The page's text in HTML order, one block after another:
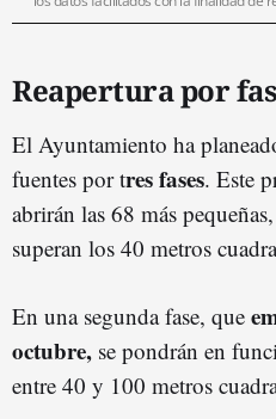
Reapertura por
El Ayuntamiento ha
fuentes por tres fases. Este
abrirán las 68 más
superan los 40 metros
En una segunda fase, que
octubre, se pondrán en
entre 40 y 100 metros